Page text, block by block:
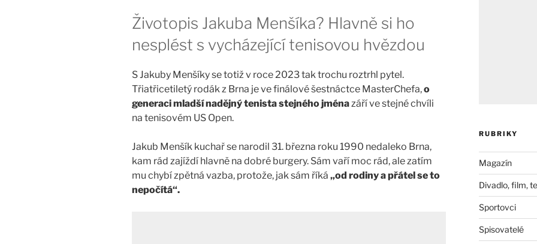
Životopis Jakuba Menšíka? Hlavně si ho
nesplést s vycházející tenisovou hvězdou
S Jakuby Menšíky se totiž v roce 2023 tak trochu roztrhl pytel.
Třiatřicetiletý rodák z Brna je ve finálové šestnáctce MasterChefa,o
generaci mladší nadějný tenista stejného jména září ve stejné chvíli
na tenisovém US Open.
Jakub Menšík kuchař se narodil 31. března roku 1990 nedaleko Brna,
kam rád zajíždí hlavně na dobré burgery. Sám vaří moc rád, ale zatím
mu chybí zpětná vazba, protože, jak sám říká „od rodiny a přátel se to
nepočítá“.
RUBRIKY
Magazín
Divadlo, film,
Sportovci
Spisovatelé